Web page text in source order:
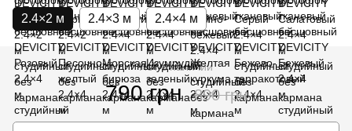
2.4×2 м
2.4×3 м 2.4×4 м
Нет в наличии
790 грн 890 грн